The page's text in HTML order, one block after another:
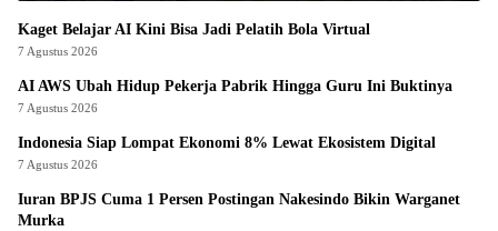
Kaget Belajar AI Kini Bisa Jadi Pelatih Bola Virtual
7 Agustus 2026
AI AWS Ubah Hidup Pekerja Pabrik Hingga Guru Ini Buktinya
7 Agustus 2026
Indonesia Siap Lompat Ekonomi 8% Lewat Ekosistem Digital
7 Agustus 2026
Iuran BPJS Cuma 1 Persen Postingan Nakesindo Bikin Warganet
Murka